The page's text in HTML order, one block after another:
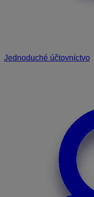
Jednoduché účtovníctvo